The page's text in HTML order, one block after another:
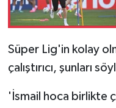
Süper Lig'in kolay
çalıştırıcı, şunları
'İsmail hoca birlikte